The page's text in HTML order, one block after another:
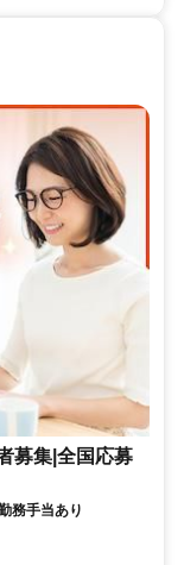
募集|全国応募
務手当あり